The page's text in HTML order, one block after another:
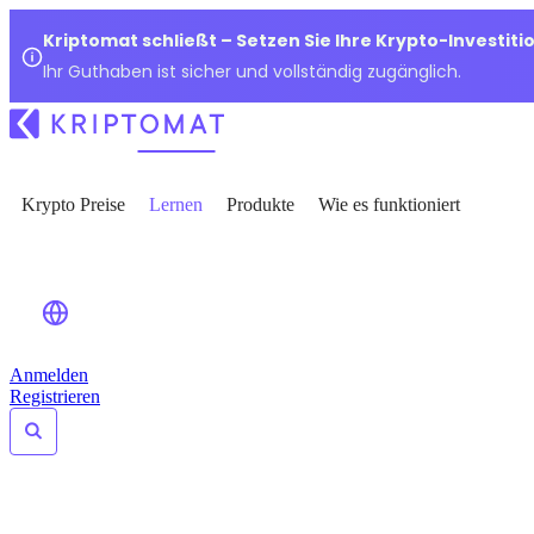
Kriptomat schließt – Setzen Sie Ihre Krypto-
Ihr Guthaben ist sicher und vollständig zugänglich.
Krypto Preise Lernen Produkte Wie es funktioniert
Anmelden
Registrieren